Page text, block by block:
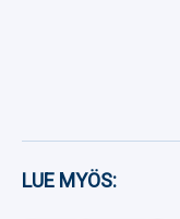
LUE MYÖS: